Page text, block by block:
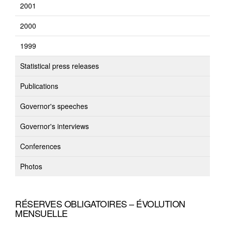
2001
2000
1999
Statistical press releases
Publications
Governor's speeches
Governor's interviews
Conferences
Photos
RÉSERVES OBLIGATOIRES – ÉVOLUTION
MENSUELLE